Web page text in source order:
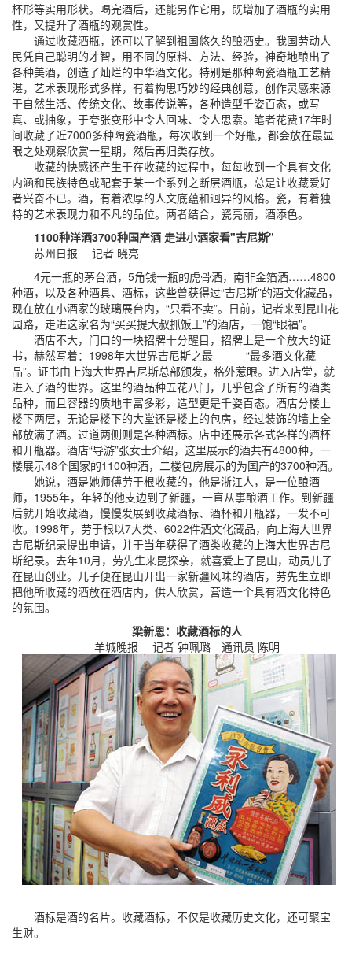
杯形等实用形状。喝完酒后，还能另作它用，既增加了酒瓶的实用
性，又提升了酒瓶的观赏性。
通过收藏酒瓶，还可以了解到祖国悠久的酿酒史。我国劳动人
民凭自己聪明的才智，用不同的原料、方法、经验，神奇地酿出了
各种美酒，创造了灿烂的中华酒文化。特别是那种陶瓷酒瓶工艺精
湛，艺术表现形式多样，有着构思巧妙的经典创意，创作灵感来源
于自然生活、传统文化、故事传说等，各种造型千姿百态，或写
真、或抽象，于夸张变形中令人回味、令人思索。笔者花费17年时
间收藏了近7000多种陶瓷酒瓶，每次收到一个好瓶，都会放在最显
眼之处观察欣赏一星期，然后再归类存放。
收藏的快感还产生于在收藏的过程中，每每收到一个具有文化
内涵和民族特色或配套于某一个系列之断层酒瓶，总是让收藏爱好
者兴奋不已。酒，有着浓厚的人文底蕴和迥异的风格。瓷，有着独
特的艺术表现力和不凡的品位。两者结合，瓷亮丽，酒添色。
1100种洋酒3700种国产酒 走进小酒家看"吉尼斯"
苏州日报 记者 晓亮
4元一瓶的茅台酒，5角钱一瓶的虎骨酒，南非金箔酒……4800
种酒，以及各种酒具、酒标，这些曾获得过“吉尼斯”的酒文化藏品，
现在放在小酒家的玻璃展台内，“只看不卖”。日前，记者来到昆山花
园路，走进这家名为“买买提大叔抓饭王”的酒店，一饱“眼福”。
酒店不大，门口的一块招牌十分醒目，招牌上是一个放大的证
书，赫然写着：1998年大世界吉尼斯之最―――“最多酒文化藏
品”。证书由上海大世界吉尼斯总部颁发，格外惹眼。进入店堂，就
进入了酒的世界。这里的酒品种五花八门，几乎包含了所有的酒类
品种，而且容器的质地丰富多彩，造型更是千姿百态。酒店分楼上
楼下两层，无论是楼下的大堂还是楼上的包房，经过装饰的墙上全
部放满了酒。过道两侧则是各种酒标。店中还展示各式各样的酒杯
和开瓶器。酒店“导游”张女士介绍，这里展示的酒共有4800种，一
楼展示48个国家的1100种酒，二楼包房展示的为国产的3700种酒。
她说，酒是她师傅劳于根收藏的，他是浙江人，是一位酿酒
师，1955年，年轻的他支边到了新疆，一直从事酿酒工作。到新疆
后就开始收藏酒，慢慢发展到收藏酒标、酒杯和开瓶器，一发不可
收。1998年，劳于根以7大类、6022件酒文化藏品，向上海大世界
吉尼斯纪录提出申请，并于当年获得了酒类收藏的上海大世界吉尼
斯纪录。去年10月，劳先生来昆探亲，就喜爱上了昆山，动员儿子
在昆山创业。儿子便在昆山开出一家新疆风味的酒店，劳先生立即
把他所收藏的酒放在酒店内，供人欣赏，营造一个具有酒文化特色
的氛围。
梁新恩：收藏酒标的人
羊城晚报 记者 钟珮璐 通讯员 陈明
酒标是酒的名片。收藏酒标，不仅是收藏历史文化，还可聚宝
生财。